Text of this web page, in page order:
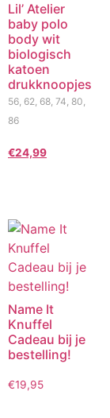
Lil’ Atelier
baby polo
body wit
biologisch
katoen
drukknoopjes
56, 62, 68, 74, 80,
86
€24,99
Name It
Knuffel
Cadeau bij je
bestelling!
€19,95